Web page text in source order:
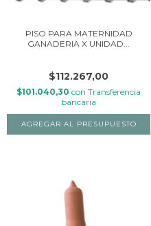
PISO PARA MATERNIDAD
GANADERIA X UNIDAD...
$112.267,00
$101.040,30 con Transferencia
bancaria